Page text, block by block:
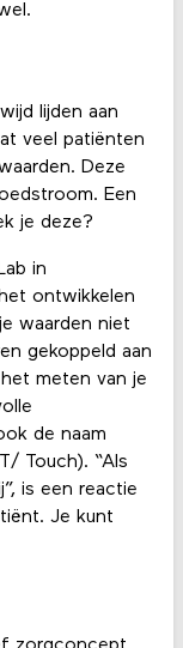
lijden aan
veel patiënten
Deze
Een
je deze?
in
ontwikkelen
waarden niet
gekoppeld aan
meten van je
de naam
Touch). “Als
is een reactie
Je kunt